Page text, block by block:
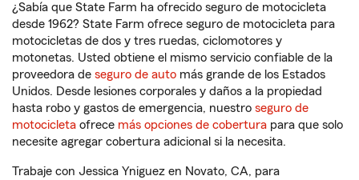
¿Sabía que State Farm ha ofrecido seguro de motocicleta
desde 1962? State Farm ofrece seguro de motocicleta para
motocicletas de dos y tres ruedas, ciclomotores y
motonetas. Usted obtiene el mismo servicio confiable de la
proveedora de seguro de auto más grande de los Estados
Unidos. Desde lesiones corporales y daños a la propiedad
hasta robo y gastos de emergencia, nuestro seguro de
motocicleta ofrece más opciones de cobertura para que solo
necesite agregar cobertura adicional si la necesita.
Trabaje con Jessica Yniguez en Novato, CA, para